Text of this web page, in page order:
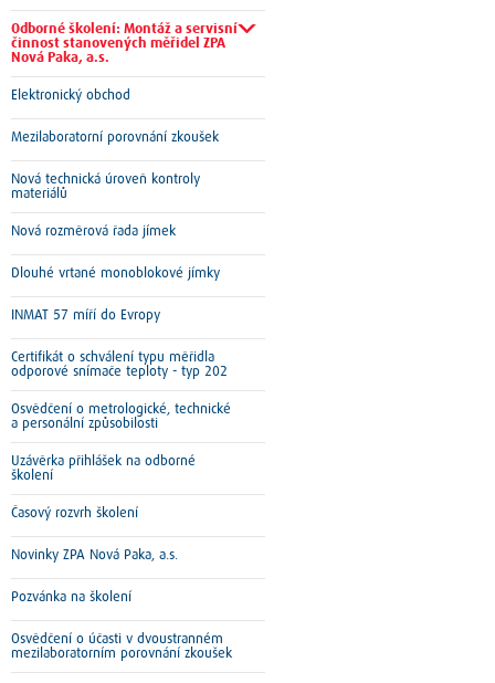
Odborné školení: Montáž a servisní
činnost stanovených měřidel ZPA
Nová Paka, a.s.
Elektronický obchod
Mezilaboratorní porovnání zkoušek
Nová technická úroveň kontroly
materiálů
Nová rozměrová řada jímek
Dlouhé vrtané monoblokové jímky
INMAT 57 míří do Evropy
Certifikát o schválení typu měřidla
odporové snímače teploty - typ 202
Osvědčení o metrologické, technické
a personální způsobilosti
Uzávěrka přihlášek na odborné
školení
Časový rozvrh školení
Novinky ZPA Nová Paka, a.s.
Pozvánka na školení
Osvědčení o účasti v dvoustranném
mezilaboratorním porovnání zkoušek